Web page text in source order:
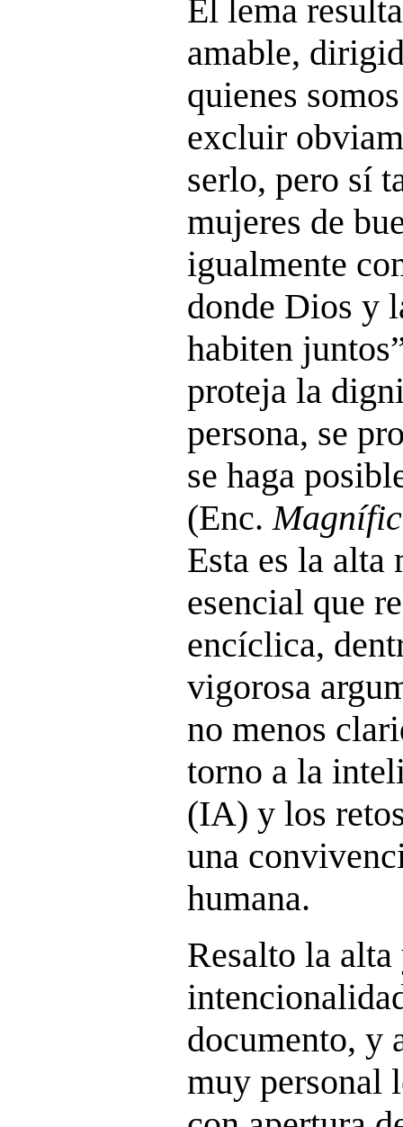
El lema
amable,
quienes
excluir
serlo, pero sí
mujeres de
igualmente
donde Dios y
habiten
proteja la
persona, se
se haga
(Enc.
Esta es la alta
esencial que
encíclica,
vigorosa
no menos
torno a la
(IA) y los
una
humana.
Resalto la alta
documento, y
muy personal